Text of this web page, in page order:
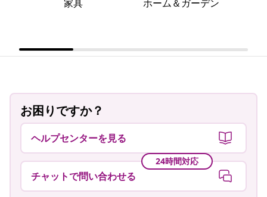
家具 ホーム＆ガーデン
お困りですか？
ヘルプセンターを見る
24時間対応
チャットで問い合わせる